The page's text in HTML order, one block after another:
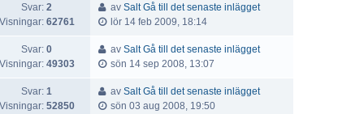
Svar: 2
Visningar: 62761
avSalt Gå till det senaste inlägget
lör 14 feb 2009, 18:14
Svar: 0
Visningar: 49303
avSalt Gå till det senaste inlägget
sön 14 sep 2008, 13:07
Svar: 1
Visningar: 52850
avSalt Gå till det senaste inlägget
sön 03 aug 2008, 19:50